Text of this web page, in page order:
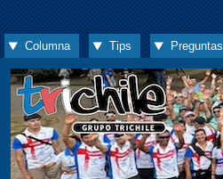
Columna Tips Preguntas